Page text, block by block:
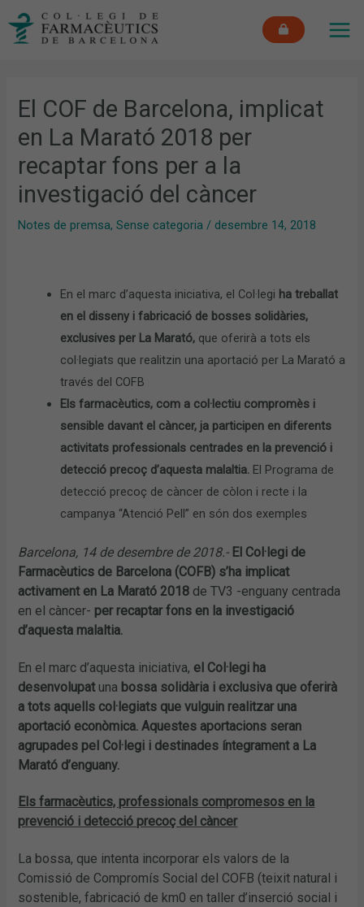
El COF de Barcelona, implicat
en La Marató 2018 per
recaptar fons per a la
investigació del càncer
Notes de premsa,Sense categoria / desembre 14, 2018
En el marc d’aquesta iniciativa, el Col·legi ha treballat
en el disseny i fabricació de bosses solidàries,
exclusives per La Marató, que oferirà a tots els
col·legiats que realitzin una aportació per La Marató a
través del COFB
Els farmacèutics, com a col·lectiu compromès i
sensible davant el càncer, ja participen en diferents
activitats professionals centrades en la prevenció i
detecció precoç d’aquesta malaltia. El Programa de
detecció precoç de càncer de còlon i recte i la
campanya “Atenció Pell” en són dos exemples
Barcelona, 14 de desembre de 2018.- El Col·legi de
Farmacèutics de Barcelona (COFB) s’ha implicat
activament en La Marató 2018 de TV3 -enguany centrada
en el càncer- per recaptar fons en la investigació
d’aquesta malaltia.
En el marc d’aquesta iniciativa, el Col·legi ha
desenvolupat una bossa solidària i exclusiva que oferirà
a tots aquells col·legiats que vulguin realitzar una
aportació econòmica. Aquestes aportacions seran
agrupades pel Col·legi i destinades íntegrament a La
Marató d’enguany.
Els farmacèutics, professionals compromesos en la
prevenció i detecció precoç del càncer
La bossa, que intenta incorporar els valors de la
Comissió de Compromís Social del COFB (teixit natural i
sostenible, fabricació de km0 en taller d’inserció social i